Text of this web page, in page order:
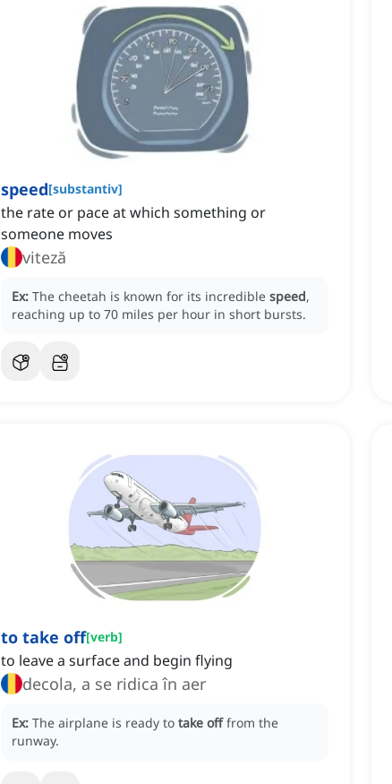
speed[substantiv]
the rate or pace at which something or
someone moves
viteză
Ex: The cheetah is known for its incredible speed,
reaching up to 70 miles per hour in short bursts.
to take off[verb]
to leave a surface and begin flying
decola, a se ridica în aer
Ex: The airplane is ready to take off from the
runway.